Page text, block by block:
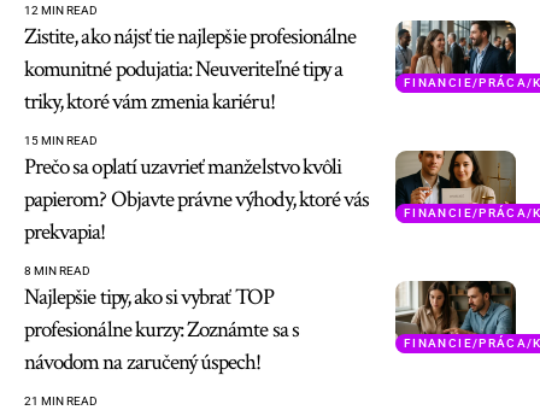
12 MIN READ
FINANCIE/PRÁCA/
Zistite, ako nájsť tie najlepšie profesionálne
komunitné podujatia: Neuveriteľné tipy a
triky, ktoré vám zmenia kariéru!
15 MIN READ
FINANCIE/PRÁCA/
Prečo sa oplatí uzavrieť manželstvo kvôli
papierom? Objavte právne výhody, ktoré vás
prekvapia!
8 MIN READ
FINANCIE/PRÁCA/
Najlepšie tipy, ako si vybrať TOP
profesionálne kurzy: Zoznámte sa s
návodom na zaručený úspech!
21 MIN READ